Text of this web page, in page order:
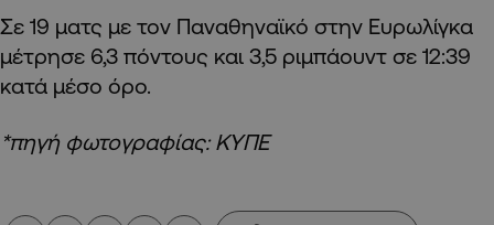
Σε 19 ματς με τον Παναθηναϊκό στην Ευρωλίγκα
μέτρησε 6,3 πόντους και 3,5 ριμπάουντ σε 12:39
κατά μέσο όρο.
*πηγή φωτογραφίας: ΚΥΠΕ